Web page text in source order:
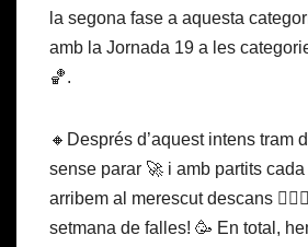
la segona fase a aquesta
amb la Jornada 19 a les
🏀.
🔸Després d’aquest intens tram
sense parar 🚀 i amb partits
arribem al merescut descans
setmana de falles! 🥳 En total,